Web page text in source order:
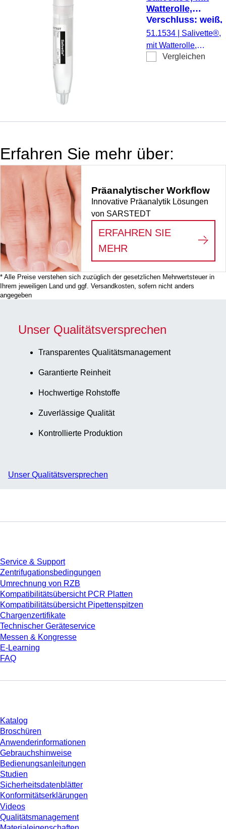
Watterolle,
Verschluss: weiß,
mit Papieretikett
51.1534
Salivette®,
mit Watterolle,
Verschluss: weiß, mit
Vergleichen
Erfahren Sie mehr über:
Präanalytischer Workflow
Innovative Präanalytik Lösungen
von SARSTEDT
ERFAHREN SIE
MEHR
* Alle Preise verstehen sich zuzüglich der gesetzlichen Mehrwertsteuer in
Ihrem jeweiligen Land und ggf. Versandkosten, sofern nicht anders
angegeben
Unser Qualitätsversprechen
Transparentes Qualitätsmanagement
Garantierte Reinheit
Hochwertige Rohstoffe
Zuverlässige Qualität
Kontrollierte Produktion
Unser Qualitätsversprechen
Service & Support
Zentrifugationsbedingungen
Umrechnung von RZB
Kompatibilitätsübersicht PCR Platten
Kompatibilitätsübersicht Pipettenspitzen
Chargenzertifikate
Technischer Geräteservice
Messen & Kongresse
E-Learning
FAQ
Katalog
Broschüren
Anwenderinformationen
Gebrauchshinweise
Bedienungsanleitungen
Studien
Sicherheitsdatenblätter
Konformitätserklärungen
Videos
Qualitätsmanagement